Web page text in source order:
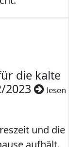
die kalte
2023
lesen
und die